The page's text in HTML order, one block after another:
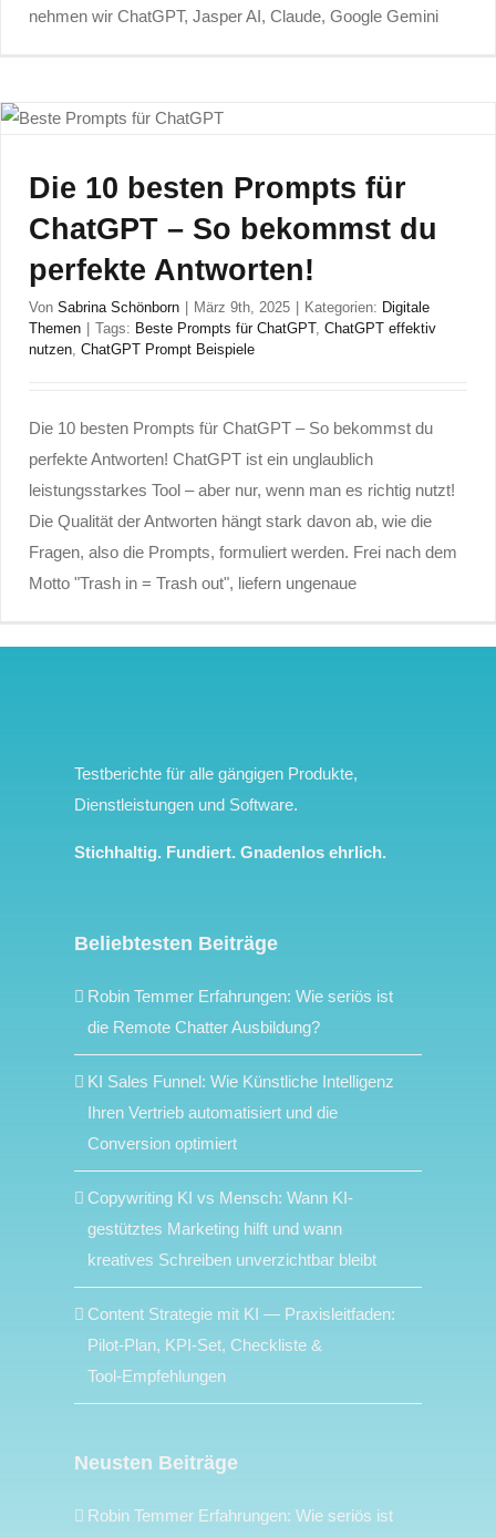
nehmen wir ChatGPT, Jasper AI, Claude, Google Gemini
Die 10 besten Prompts für
ChatGPT – So bekommst du
perfekte Antworten!
Von Sabrina Schönborn März 9th, 2025 Kategorien: Digitale
Themen
Tags: Beste Prompts für ChatGPT, ChatGPT effektiv
nutzen ChatGPT Prompt Beispiele
Die 10 besten Prompts für ChatGPT – So bekommst du
perfekte Antworten! ChatGPT ist ein unglaublich
leistungsstarkes Tool – aber nur, wenn man es richtig nutzt!
Die Qualität der Antworten hängt stark davon ab, wie die
Fragen, also die Prompts, formuliert werden. Frei nach dem
Motto "Trash in = Trash out", liefern ungenaue
Testberichte für alle gängigen Produkte,
Dienstleistungen und Software.
Stichhaltig. Fundiert. Gnadenlos ehrlich.
Beliebtesten Beiträge
Robin Temmer Erfahrungen: Wie seriös ist
die Remote Chatter Ausbildung?
KI Sales Funnel: Wie Künstliche Intelligenz
Ihren Vertrieb automatisiert und die
Conversion optimiert
Copywriting KI vs Mensch: Wann KI-
gestütztes Marketing hilft und wann
kreatives Schreiben unverzichtbar bleibt
Content Strategie mit KI — Praxisleitfaden:
Pilot‑Plan, KPI‑Set, Checkliste &
Tool‑Empfehlungen
Neusten Beiträge
Robin Temmer Erfahrungen: Wie seriös ist